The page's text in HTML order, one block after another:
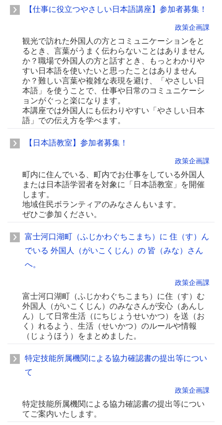
【仕事に役立つやさしい日本語講座】参加者募集！
政策企画課
観光で訪れた外国人の方とコミュニケーションをと
るとき、言葉がうまく伝わらないことはありません
か？職場で外国人の方と話すとき、もっとわかりや
すい日本語を使いたいと思ったことはありません
か？難しい言葉や複雑な表現を避け、「やさしい日
本語」を使うことで、仕事や日常のコミュニケーシ
ョンがぐっと楽になります。
本講座では外国人にも伝わりやすい「やさしい日本
語」での伝え方を学べます。
【日本語教室】参加者募集！
政策企画課
町内に住んでいる、町内でお仕事をしている外国人
または日本語学習者を対象に「日本語教室」を開催
します。
地域住民ボランティアのみなさんもいます。
ぜひご参加ください。
富士河口湖町（ふじかわぐちこまち）に 住（す）ん
でいる 外国人（がいこくじん）の 皆（みな）さん
へ。
政策企画課
富士河口湖町（ふじかわぐちこまち）に住（す）む
外国人（がいこくじん）のみなさんが安心（あんし
ん）して日常生活（にちじょうせいかつ）を送（お
く）れるよう、生活（せいかつ）のルールや情報
（じょうほう）をまとめました。
特定技能所属機関による協力確認書の提出等につい
て
政策企画課
特定技能所属機関による協力確認書の提出等につい
てご案内いたします。